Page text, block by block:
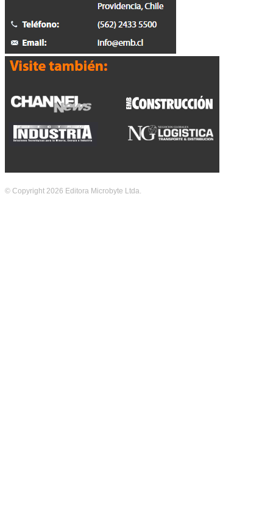
© Copyright 2026 Editora Microbyte Ltda.